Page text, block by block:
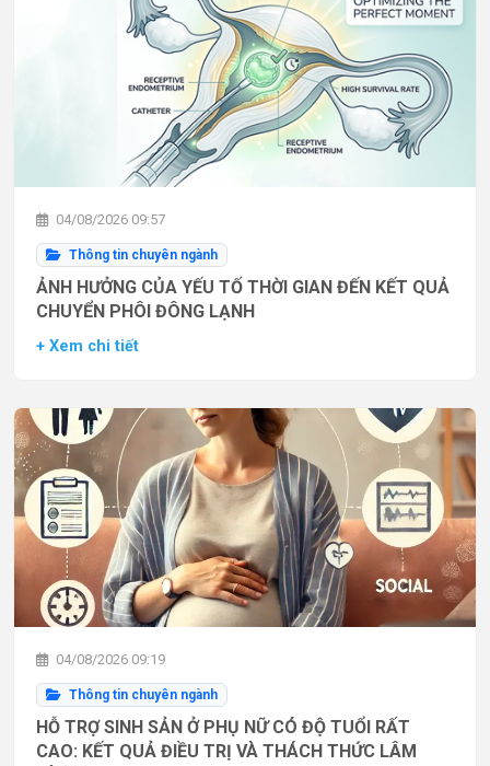
04/08/2026 09:57
Thông tin chuyên ngành
ẢNH HƯỞNG CỦA YẾU TỐ THỜI GIAN ĐẾN KẾT QUẢ
CHUYỂN PHÔI ĐÔNG LẠNH
+ Xem chi tiết
04/08/2026 09:19
Thông tin chuyên ngành
HỖ TRỢ SINH SẢN Ở PHỤ NỮ CÓ ĐỘ TUỔI RẤT
CAO: KẾT QUẢ ĐIỀU TRỊ VÀ THÁCH THỨC LÂM